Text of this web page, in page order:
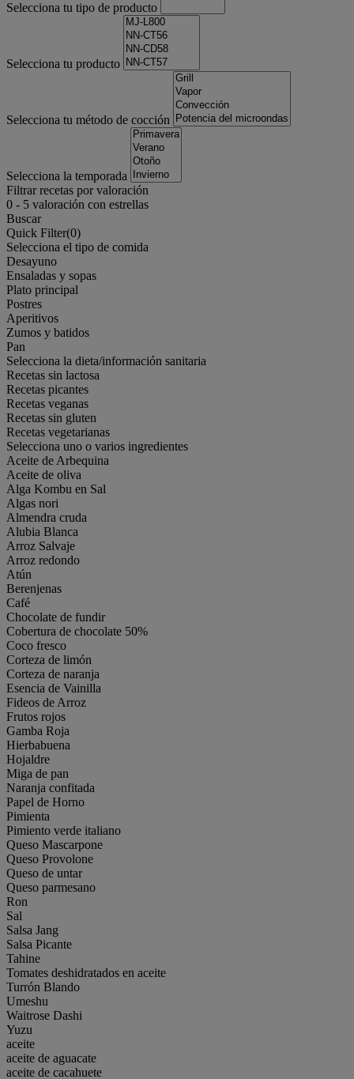
Selecciona tu tipo de producto
Selecciona tu producto
Selecciona tu método de cocción
Selecciona la temporada
Filtrar recetas por valoración
0 - 5 valoración con estrellas
Buscar
Quick Filter(0)
Selecciona el tipo de comida
Desayuno
Ensaladas y sopas
Plato principal
Postres
Aperitivos
Zumos y batidos
Pan
Selecciona la dieta/información sanitaria
Recetas sin lactosa
Recetas picantes
Recetas veganas
Recetas sin gluten
Recetas vegetarianas
Selecciona uno o varios ingredientes
Aceite de Arbequina
Aceite de oliva
Alga Kombu en Sal
Algas nori
Almendra cruda
Alubia Blanca
Arroz Salvaje
Arroz redondo
Atún
Berenjenas
Café
Chocolate de fundir
Cobertura de chocolate 50%
Coco fresco
Corteza de limón
Corteza de naranja
Esencia de Vainilla
Fideos de Arroz
Frutos rojos
Gamba Roja
Hierbabuena
Hojaldre
Miga de pan
Naranja confitada
Papel de Horno
Pimienta
Pimiento verde italiano
Queso Mascarpone
Queso Provolone
Queso de untar
Queso parmesano
Ron
Sal
Salsa Jang
Salsa Picante
Tahine
Tomates deshidratados en aceite
Turrón Blando
Umeshu
Waitrose Dashi
Yuzu
aceite
aceite de aguacate
aceite de cacahuete